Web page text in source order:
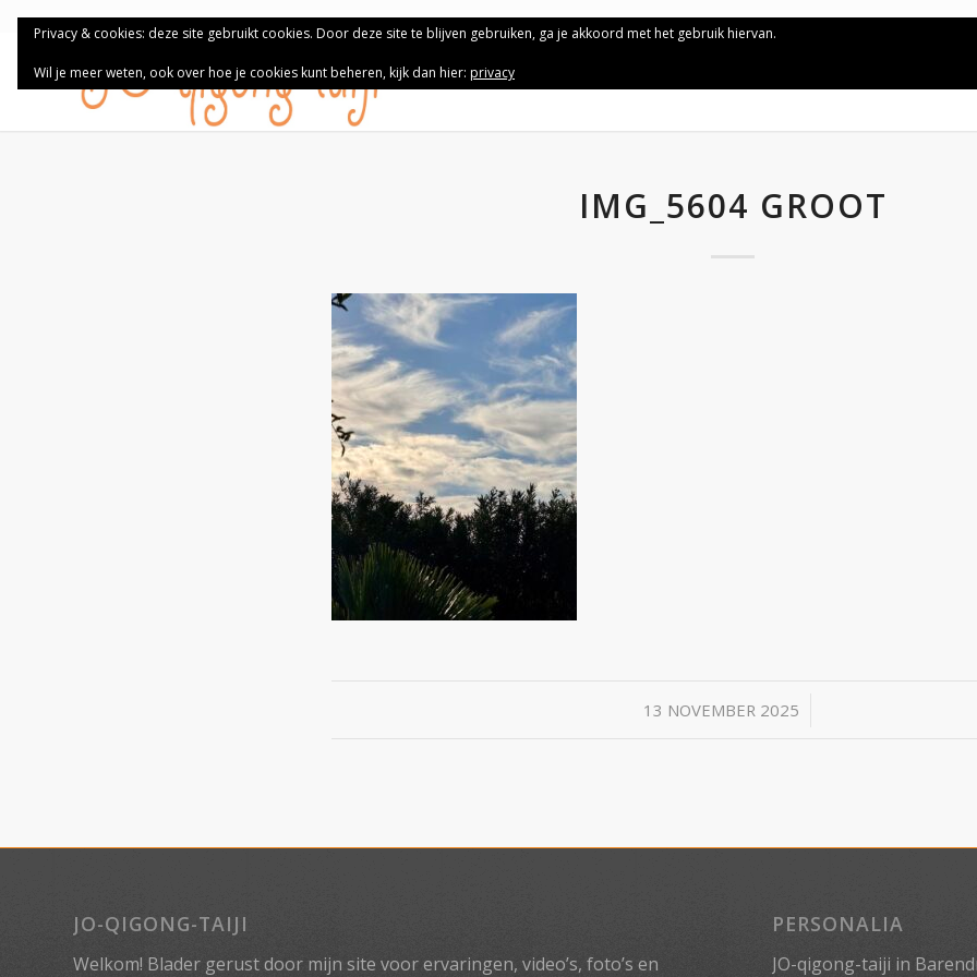
IMG_5604 GROOT
13 NOVEMBER 2025
/
JO-QIGONG-TAIJI
Welkom! Blader gerust door mijn site voor ervaringen, video’s, foto’s en
PERSONALIA
JO-qigong-taiji in
Privacy & cookies: deze site gebruikt cookies. Door deze site te blijven gebruiken, ga je akkoord met het gebruik hiervan.
Wil je meer weten, ook over hoe je cookies kunt beheren, kijk dan hier: privacy